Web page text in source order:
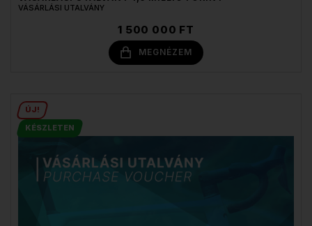
VÁSÁRLÁSI UTALVÁNY
1 500 000 FT
MEGNÉZEM
ÚJ!
KÉSZLETEN